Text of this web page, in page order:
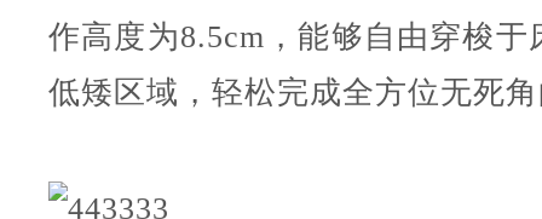
作高度为8.5cm，能够自由穿梭于
低矮区域，轻松完成全方位无死